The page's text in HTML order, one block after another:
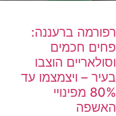
רפורמה ברעננה:
פחים חכמים
וסולאריים הוצבו
בעיר – ויצמצמו עד
80% מפינויי
האשפה